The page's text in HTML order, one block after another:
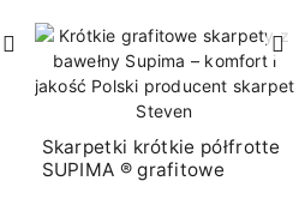
Skarpetki krótkie półfrotte
SUPIMA ® grafitowe